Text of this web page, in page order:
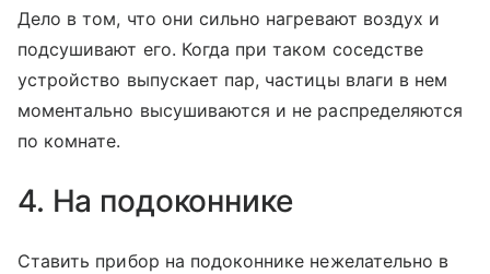
Дело в том, что они сильно нагревают воздух и
подсушивают его. Когда при таком соседстве
устройство выпускает пар, частицы влаги в нем
моментально высушиваются и не распределяются
по комнате.
4. На подоконнике
Ставить прибор на подоконнике нежелательно в